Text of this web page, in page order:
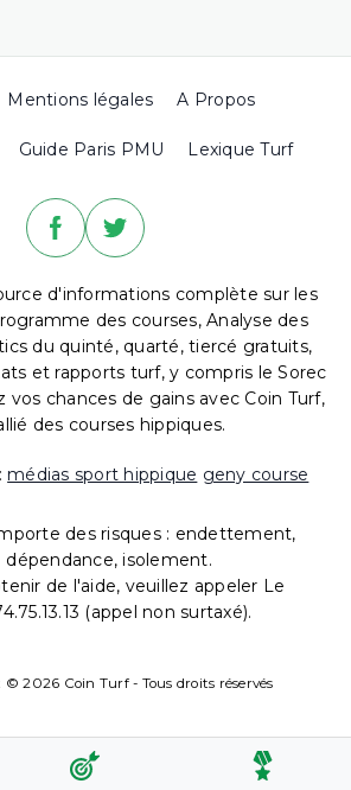
Mentions légales A Propos
Guide Paris PMU Lexique Turf
d'informations complète sur les
des courses, Analyse des
du quinté, quarté, tiercé gratuits,
et rapports turf, y compris le Sorec
vos chances de gains avec Coin Turf,
des courses hippiques.
médias sport hippique geny course
des risques : endettement,
dépendance, isolement.
de l'aide, veuillez appeler Le
(appel non surtaxé).
© 2026 Coin Turf - Tous droits réservés